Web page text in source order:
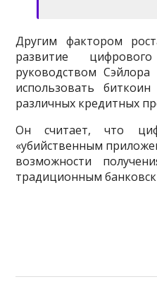
Другим фактором
развитие
руководством
использовать
различных кредитных
Он считает, что
«убийственным
возможности
традиционным